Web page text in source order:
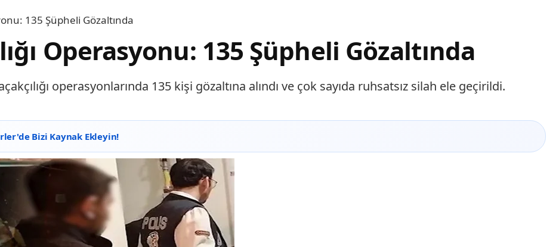
135 Şüpheli Gözaltında
Operasyonu: 135 Şüpheli Gözaltında
operasyonlarında 135 kişi gözaltına alındı ve çok sayıda ruhsatsız silah ele geçirildi.
Bizi Kaynak Ekleyin!